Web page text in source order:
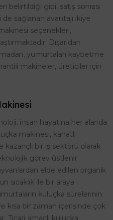
belirtildiği gibi, satış sonrası
de sağlanan avantajı ikiye
seçenekleri,
Dışarıdan
yumurtaları kaybetme
makineler, üreticiler için
insan hayatına her alanda
makinesi, kanatlı
bir iş sektörü olarak
görev üstlenir.
elde edilen organik
sıcaklık ile bir araya
kuluçka sürelerinin
kısa bir zaman içerisinde çok
Ticari amaçlı kuluçka